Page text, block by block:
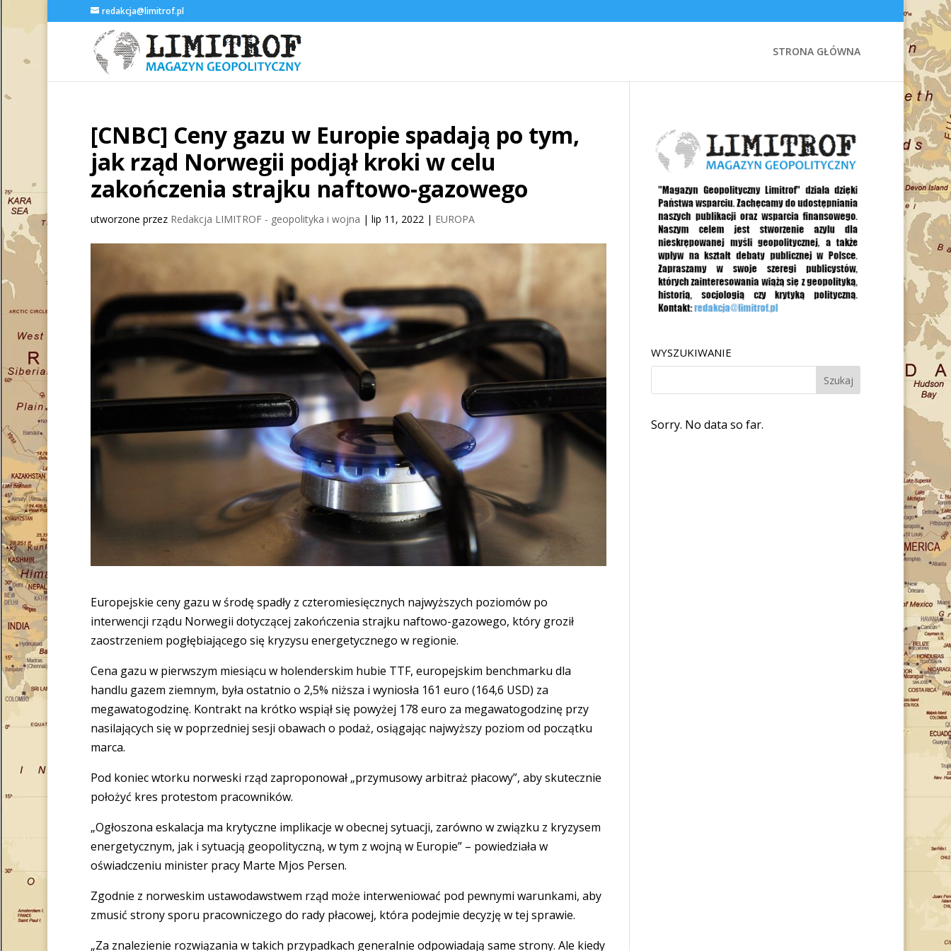
redakcja@limitrof.pl
STRONA GŁÓWNA
[CNBC] Ceny gazu w Europie spadają po tym,
jak rząd Norwegii podjął kroki w celu
zakończenia strajku naftowo-gazowego
utworzone przez Redakcja LIMITROF - geopolityka i wojna | lip 11, 2022| EUROPA
Europejskie ceny gazu w środę spadły z czteromiesięcznych najwyższych poziomów po
interwencji rządu Norwegii dotyczącej zakończenia strajku naftowo-gazowego, który groził
zaostrzeniem pogłębiającego się kryzysu energetycznego w regionie.
Cena gazu w pierwszym miesiącu w holenderskim hubie TTF, europejskim benchmarku dla
handlu gazem ziemnym, była ostatnio o 2,5% niższa i wyniosła 161 euro (164,6 USD) za
megawatogodzinę. Kontrakt na krótko wspiął się powyżej 178 euro za megawatogodzinę przy
nasilających się w poprzedniej sesji obawach o podaż, osiągając najwyższy poziom od początku
marca.
Pod koniec wtorku norweski rząd zaproponował „przymusowy arbitraż płacowy”, aby skutecznie
położyć kres protestom pracowników.
„Ogłoszona eskalacja ma krytyczne implikacje w obecnej sytuacji, zarówno w związku z kryzysem
energetycznym, jak i sytuacją geopolityczną, w tym z wojną w Europie” – powiedziała w
oświadczeniu minister pracy Marte Mjos Persen.
Zgodnie z norweskim ustawodawstwem rząd może interweniować pod pewnymi warunkami, aby
zmusić strony sporu pracowniczego do rady płacowej, która podejmie decyzję w tej sprawie.
„Za znalezienie rozwiązania w takich przypadkach generalnie odpowiadają same strony. Ale kiedy
WYSZUKIWANIE
Sorry. No data so far.